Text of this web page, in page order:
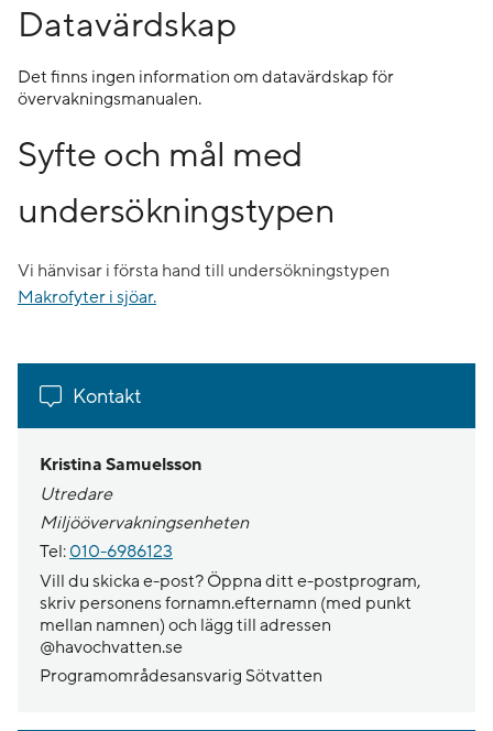
Datavärdskap
Det finns ingen information om datavärdskap för
övervakningsmanualen.
Syfte och mål med
undersökningstypen
Vi hänvisar i första hand till undersökningstypen
Makrofyter i sjöar.
Kontakt
Kristina Samuelsson
Utredare
Miljöövervakningsenheten
Tel: 010-6986123
Vill du skicka e-post? Öppna ditt e-postprogram,
skriv personens fornamn.efternamn (med punkt
mellan namnen) och lägg till adressen
@havochvatten.se
Programområdesansvarig Sötvatten